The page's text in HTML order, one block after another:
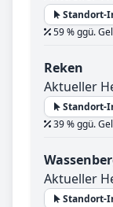
Standort-
59 % ggü.
Reken
Aktueller
Standort-
39 % ggü.
Aktueller
Standort-